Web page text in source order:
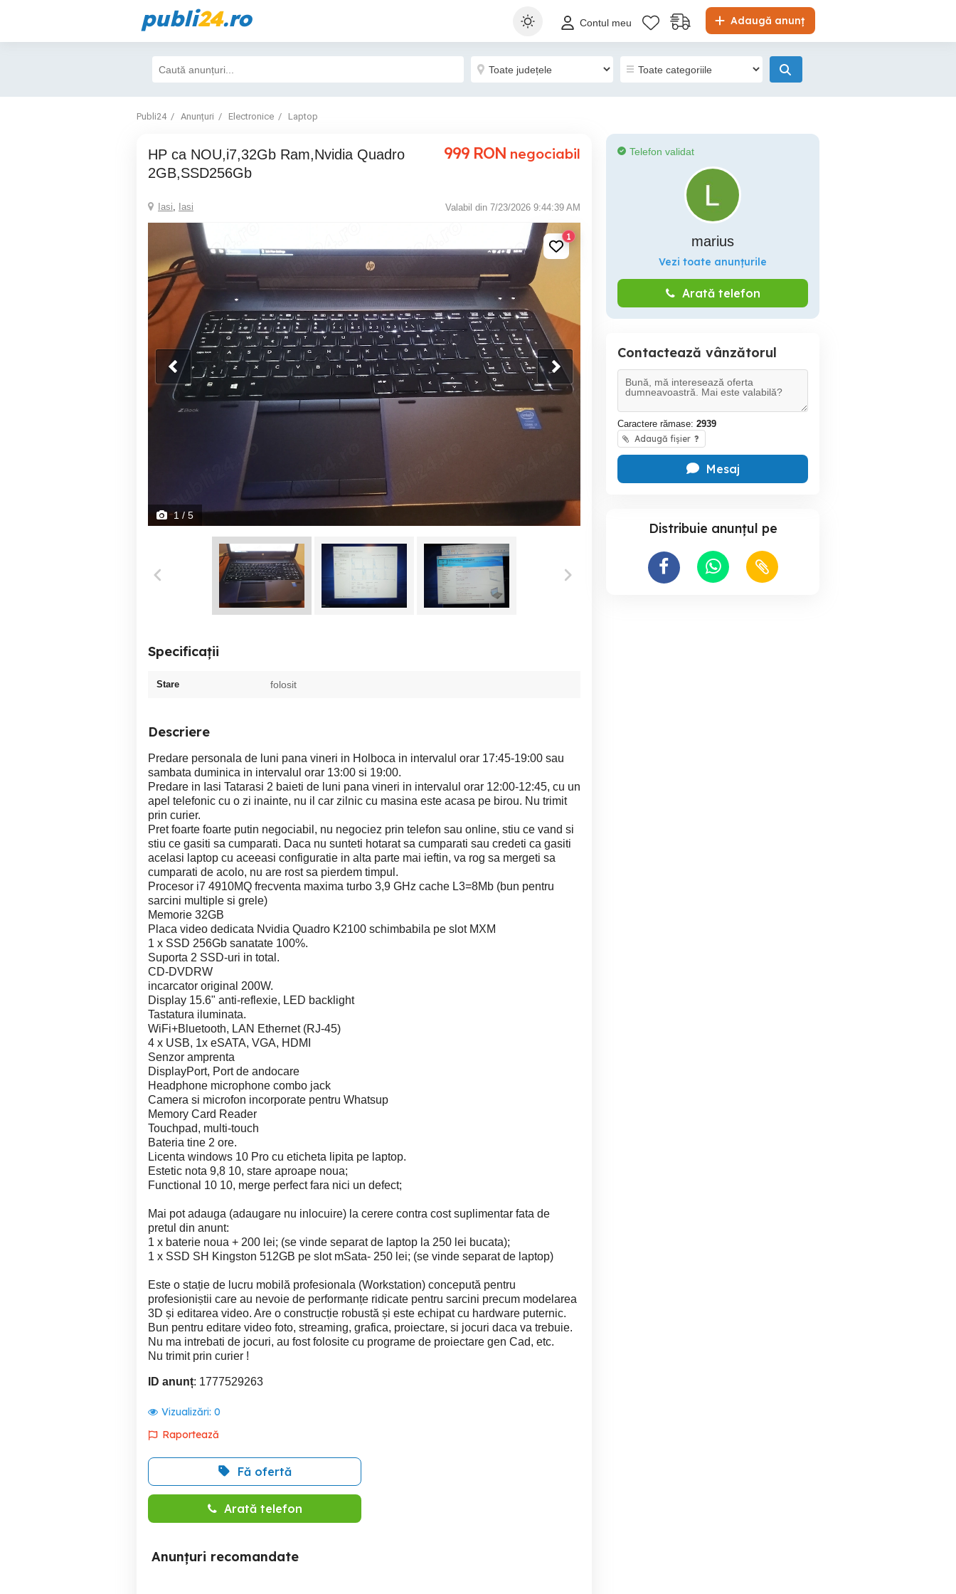
publi24.ro Adaugă anunț
Contul meu
Publi24 Anunțuri Electronice Laptop
HP ca NOU,i7,32Gb Ram,Nvidia Quadro
2GB,SSD256Gb
999 RON negociabil
Iasi, Iasi Valabil din 7/23/2026 9:44:39 AM
1
1 / 5
Specificații
Stare folosit
Descriere
Predare personala de luni pana vineri in Holboca in intervalul orar 17:45-19:00 sau
sambata duminica in intervalul orar 13:00 si 19:00.
Predare in Iasi Tatarasi 2 baieti de luni pana vineri in intervalul orar 12:00-12:45, cu un
apel telefonic cu o zi inainte, nu il car zilnic cu masina este acasa pe birou. Nu trimit
prin curier.
Pret foarte foarte putin negociabil, nu negociez prin telefon sau online, stiu ce vand si
stiu ce gasiti sa cumparati. Daca nu sunteti hotarat sa cumparati sau credeti ca gasiti
acelasi laptop cu aceeasi configuratie in alta parte mai ieftin, va rog sa mergeti sa
cumparati de acolo, nu are rost sa pierdem timpul.
Procesor i7 4910MQ frecventa maxima turbo 3,9 GHz cache L3=8Mb (bun pentru
sarcini multiple si grele)
Memorie 32GB
Placa video dedicata Nvidia Quadro K2100 schimbabila pe slot MXM
1 x SSD 256Gb sanatate 100%.
Suporta 2 SSD-uri in total.
CD-DVDRW
incarcator original 200W.
Display 15.6" anti-reflexie, LED backlight
Tastatura iluminata.
WiFi+Bluetooth, LAN Ethernet (RJ-45)
4 x USB, 1x eSATA, VGA, HDMI
Senzor amprenta
DisplayPort, Port de andocare
Headphone microphone combo jack
Camera si microfon incorporate pentru Whatsup
Memory Card Reader
Touchpad, multi-touch
Bateria tine 2 ore.
Licenta windows 10 Pro cu eticheta lipita pe laptop.
Estetic nota 9,8 10, stare aproape noua;
Functional 10 10, merge perfect fara nici un defect;
Mai pot adauga (adaugare nu inlocuire) la cerere contra cost suplimentar fata de
pretul din anunt:
1 x baterie noua + 200 lei; (se vinde separat de laptop la 250 lei bucata);
1 x SSD SH Kingston 512GB pe slot mSata- 250 lei; (se vinde separat de laptop)
Este o stație de lucru mobilă profesionala (Workstation) concepută pentru
profesioniștii care au nevoie de performanțe ridicate pentru sarcini precum modelarea
3D și editarea video. Are o construcție robustă și este echipat cu hardware puternic.
Bun pentru editare video foto, streaming, grafica, proiectare, si jocuri daca va trebuie.
Nu ma intrebati de jocuri, au fost folosite cu programe de proiectare gen Cad, etc.
Nu trimit prin curier !
ID anunț: 1777529263
Vizualizări: 0
Raportează
Fă ofertă
Arată telefon
Anunțuri recomandate
Telefon validat
marius
Vezi toate anunțurile
Arată telefon
Contactează vânzătorul
Caractere rămase: 2939
Adaugă fișier ?
Mesaj
Distribuie anunțul pe